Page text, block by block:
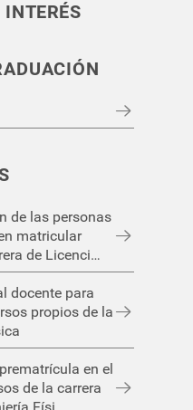
INTERÉS
de las personas
matricular
de Licenci…
docente para
propios de la
en el
de la carrera